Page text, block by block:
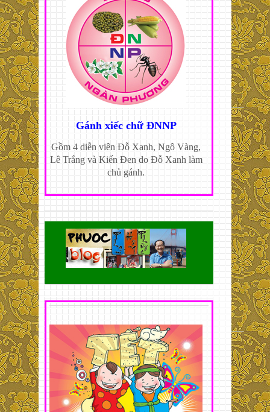
Gánh xiếc chữ ĐNNP
Gồm 4 diễn viên Đỗ Xanh, Ngô Vàng,
Lê Trắng và Kiến Đen do Đỗ Xanh làm
chủ gánh.